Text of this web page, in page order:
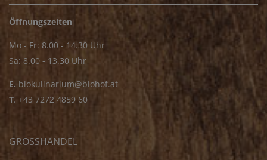
Öffnungszeiten
Mo - Fr: 8.00 - 14.30 Uhr
Sa: 8.00 - 13.30 Uhr
E. biokulinarium@biohof.at
T. +43 7272 4859 60
GROSSHANDEL